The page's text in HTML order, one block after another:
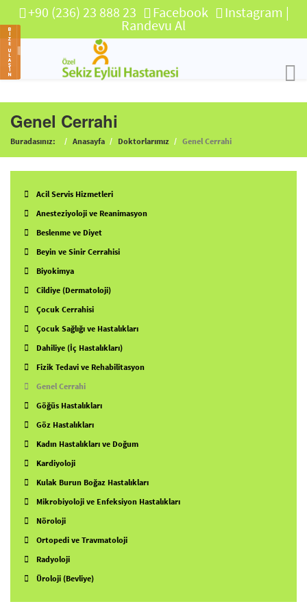
+90 (236) 23 888 23 Facebook Instagram |
Randevu Al
Genel Cerrahi
Buradasınız: Anasayfa Doktorlarımız Genel Cerrahi
Acil Servis Hizmetleri
Anesteziyoloji ve Reanimasyon
Beslenme ve Diyet
Beyin ve Sinir Cerrahisi
Biyokimya
Cildiye (Dermatoloji)
Çocuk Cerrahisi
Çocuk Sağlığı ve Hastalıkları
Dahiliye (İç Hastalıkları)
Fizik Tedavi ve Rehabilitasyon
Genel Cerrahi
Göğüs Hastalıkları
Göz Hastalıkları
Kadın Hastalıkları ve Doğum
Kardiyoloji
Kulak Burun Boğaz Hastalıkları
Mikrobiyoloji ve Enfeksiyon Hastalıkları
Nöroloji
Ortopedi ve Travmatoloji
Radyoloji
Üroloji (Bevliye)